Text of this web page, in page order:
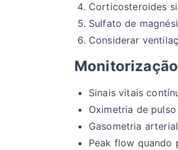
Corticosteroides
Sulfato de
Considerar
Monitorização
Sinais vitais
Oximetria de pulso
Gasometria
Peak flow quando